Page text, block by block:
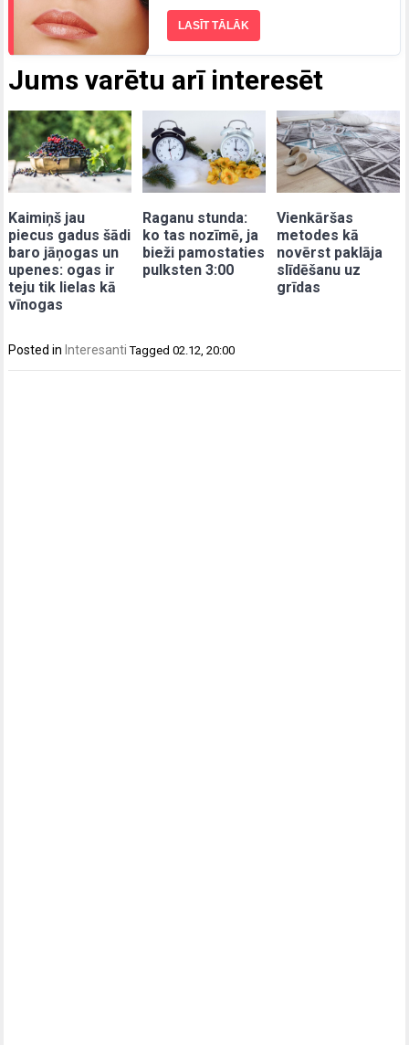
Jums varētu arī interesēt
Kaimiņš jau
piecus gadus šādi
baro jāņogas un
upenes: ogas ir
teju tik lielas kā
vīnogas
Raganu stunda:
ko tas nozīmē, ja
bieži pamostaties
pulksten 3:00
Vienkāršas
metodes kā
novērst paklāja
slīdēšanu uz
grīdas
LASĪT TĀLĀK
Posted inInteresanti Tagged02.12 ,20:00